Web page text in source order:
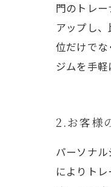
門のトレ
アップし
位だけで
ジムを手軽
2.お客様
パーソナ
によりト